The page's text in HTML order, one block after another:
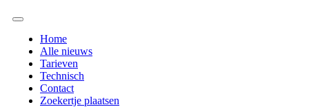
Home
Alle nieuws
Tarieven
Technisch
Contact
Zoekertje plaatsen